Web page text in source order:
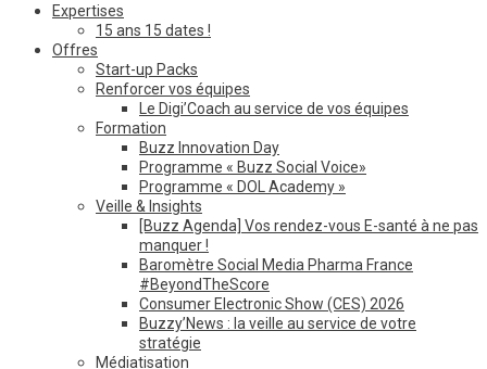
Expertises
15 ans 15 dates !
Offres
Start-up Packs
Renforcer vos équipes
Le Digi’Coach au service de vos équipes
Formation
Buzz Innovation Day
Programme « Buzz Social Voice»
Programme « DOL Academy »
Veille & Insights
[Buzz Agenda] Vos rendez-vous E-santé à ne pas
manquer !
Baromètre Social Media Pharma France
#BeyondTheScore
Consumer Electronic Show (CES) 2026
Buzzy’News : la veille au service de votre
stratégie
Médiatisation